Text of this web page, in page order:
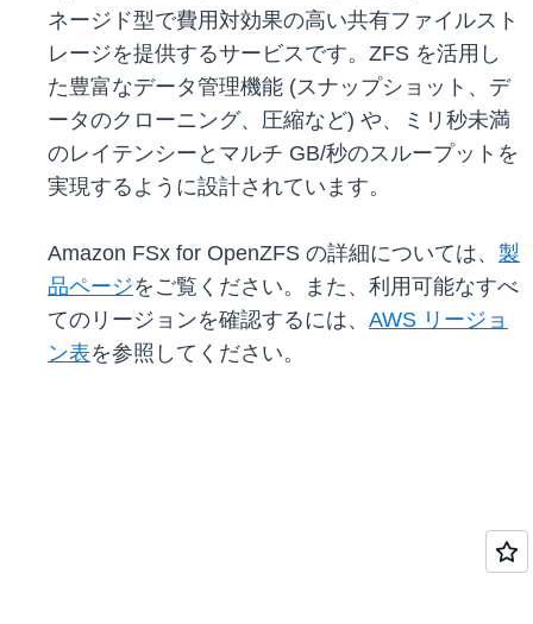
ネージド型で費用対効果の高い共有ファイルスト
レージを提供するサービスです。ZFS を活用し
た豊富なデータ管理機能 (スナップショット、デ
ータのクローニング、圧縮など) や、ミリ秒未満
のレイテンシーとマルチ GB/秒のスループットを
実現するように設計されています。
Amazon FSx for OpenZFS の詳細については、 製
品ページをご覧ください。また、利用可能なすべ
てのリージョンを確認するには、 AWS リージョ
ン表を参照してください。